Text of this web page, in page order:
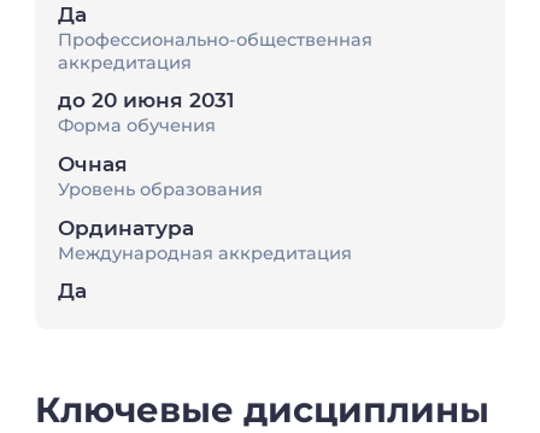
Да
Профессионально-общественная
аккредитация
до 20 июня 2031
Форма обучения
Очная
Уровень образования
Ординатура
Международная аккредитация
Да
Ключевые дисциплины